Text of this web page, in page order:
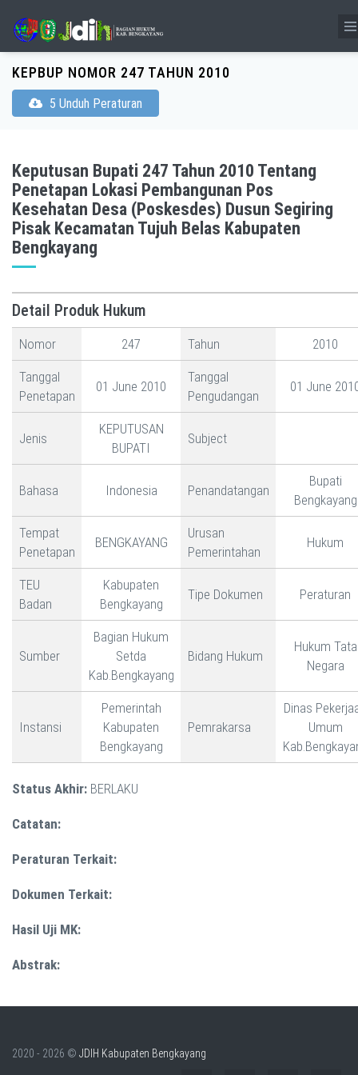
KEPBUP NOMOR 247 TAHUN 2010
5 Unduh Peraturan
Keputusan Bupati 247 Tahun 2010 Tentang
Penetapan Lokasi Pembangunan Pos
Kesehatan Desa (Poskesdes) Dusun Segiring
Pisak Kecamatan Tujuh Belas Kabupaten
Bengkayang
Detail Produk Hukum
Nomor 247 Tahun 2010
Tanggal
Penetapan
01 June 2010
Tanggal
Pengudangan
01 June
Jenis
KEPUTUSAN
BUPATI
Subject
Bahasa Indonesia Penandatangan
Bupati
Bengkayang
Tempat
Penetapan
BENGKAYANG
Urusan
Pemerintahan
Hukum
TEU
Badan
Kabupaten
Bengkayang
Tipe Dokumen Peraturan
Sumber
Bagian Hukum
Setda
Kab.Bengkayang
Bidang Hukum
Hukum Tata
Negara
Instansi
Pemerintah
Kabupaten
Bengkayang
Pemrakarsa
Dinas
Umum
Status Akhir: BERLAKU
Catatan:
Peraturan Terkait:
Dokumen Terkait:
Hasil Uji MK:
Abstrak:
2020 - 2026 © JDIH Kabupaten Bengkayang